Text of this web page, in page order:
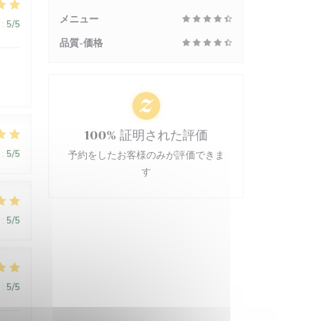
: 5/5
: 5/5
: 5/5
: 5/5
メニュー
品質-価格
100% 証明された評価
予約をしたお客様のみが評価できま
す